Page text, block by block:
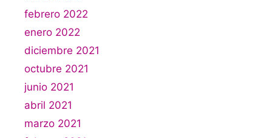
febrero 2022
enero 2022
diciembre 2021
octubre 2021
junio 2021
abril 2021
marzo 2021